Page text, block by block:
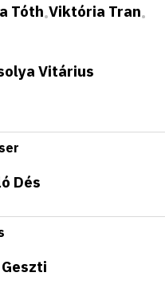
Tóth•Viktória Tran•
Vitárius
Dés